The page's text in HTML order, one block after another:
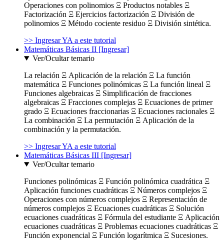
Operaciones con polinomios Ξ Productos notables Ξ
Factorización Ξ Ejercicios factorización Ξ División de
polinomios Ξ Método cociente residuo Ξ División sintética.
>> Ingresar YA a este tutorial
Matemáticas Básicas II [Ingresar]
Ver/Ocultar temario
La relación Ξ Aplicación de la relación Ξ La función
matemática Ξ Funciones polinómicas Ξ La función lineal Ξ
Funciones algebraicas Ξ Simplificación de fracciones
algebraicas Ξ Fracciones complejas Ξ Ecuaciones de primer
grado Ξ Ecuaciones fraccionarias Ξ Ecuaciones racionales Ξ
La combinación Ξ La permutación Ξ Aplicación de la
combinación y la permutación.
>> Ingresar YA a este tutorial
Matemáticas Básicas III [Ingresar]
Ver/Ocultar temario
Funciones polinómicas Ξ Función polinómica cuadrática Ξ
Aplicación funciones cuadráticas Ξ Números complejos Ξ
Operaciones con números complejos Ξ Representación de
números complejos Ξ Ecuaciones cuadráticas Ξ Solución
ecuaciones cuadráticas Ξ Fórmula del estudiante Ξ Aplicación
ecuaciones cuadráticas Ξ Problemas ecuaciones cuadráticas Ξ
Función exponencial Ξ Función logarítmica Ξ Sucesiones.